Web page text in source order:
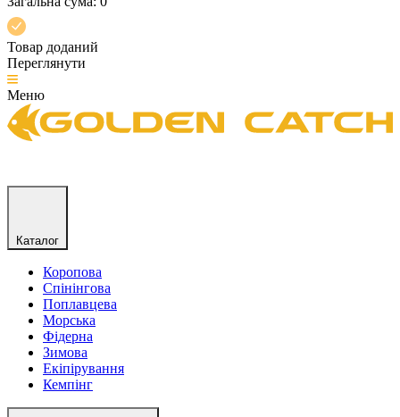
Товар доданий
Переглянути
Меню
Каталог
Коропова
Спінінгова
Поплавцева
Морська
Фідерна
Зимова
Екіпірування
Кемпінг